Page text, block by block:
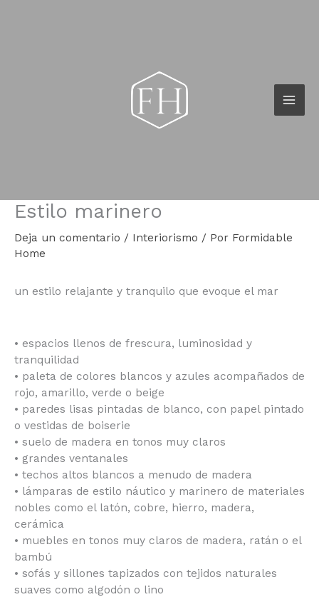
Estilo marinero
Deja un comentario / Interiorismo / Por Formidable
Home
un estilo relajante y tranquilo que evoque el mar
• espacios llenos de frescura, luminosidad y
tranquilidad
• paleta de colores blancos y azules acompañados de
rojo, amarillo, verde o beige
• paredes lisas pintadas de blanco, con papel pintado
o vestidas de boiserie
• suelo de madera en tonos muy claros
• grandes ventanales
• techos altos blancos a menudo de madera
• lámparas de estilo náutico y marinero de materiales
nobles como el latón, cobre, hierro, madera,
cerámica
• muebles en tonos muy claros de madera, ratán o el
bambú
• sofás y sillones tapizados con tejidos naturales
suaves como algodón o lino